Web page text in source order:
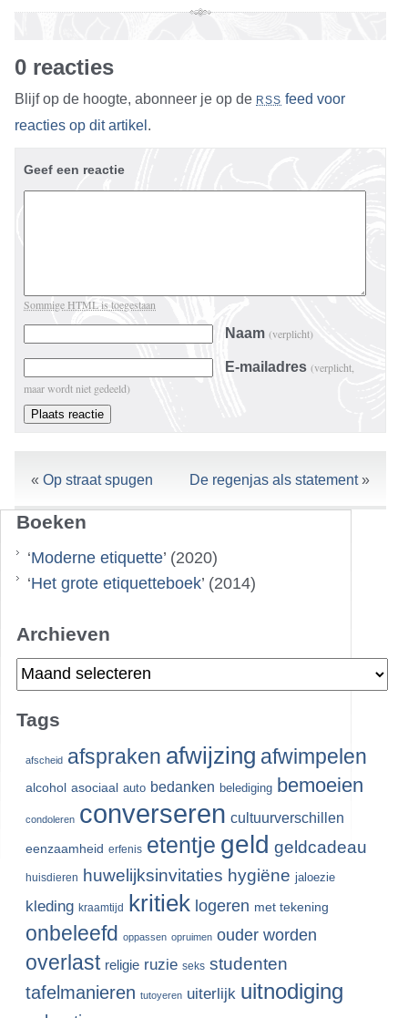
0 reacties
Blijf op de hoogte, abonneer je op de RSS feed voor
reacties op dit artikel .
Geef een reactie
Sommige HTML is toegestaan
Naam (verplicht)
E-mailadres (verplicht,
maar wordt niet gedeeld)
« Op straat spugen De regenjas als statement»
Boeken
‘Moderne etiquette’ (2020)
‘Het grote etiquetteboek’ (2014)
Archieven
Archieven
Tags
afscheid afspraken afwijzing afwimpelen
alcohol asociaal auto bedanken belediging bemoeien
condoleren converseren cultuurverschillen
eenzaamheid erfenis etentje geld geldcadeau
huisdieren huwelijksinvitaties hygiëne jaloezie
kleding kraamtijd kritiek logeren met tekening
onbeleefd oppassen opruimen ouder worden
overlast religie ruzie seks studenten
tafelmanieren tutoyeren uiterlijk uitnodiging